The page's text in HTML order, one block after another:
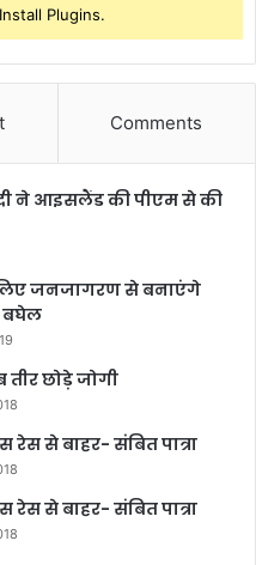
Plugins.
Comments
ने आइसलैंड की पीएम से की
जनजागरण से बनाएंगे
बघेल
छोड़े जोगी
रेस से बाहर- संबित पात्रा
रेस से बाहर- संबित पात्रा